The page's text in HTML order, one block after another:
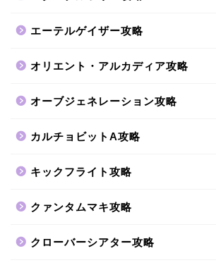
エーテルゲイザー攻略
オリエント・アルカディア攻略
オーブジェネレーション攻略
カルチョビットA攻略
キックフライト攻略
クァンタムマキ攻略
クローバーシアター攻略